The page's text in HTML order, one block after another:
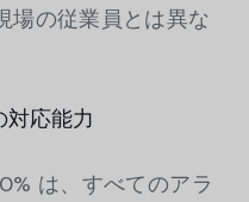
場の従業員とは異な
対応能力
は、すべてのアラ